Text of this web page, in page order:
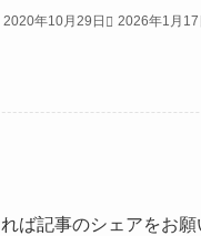
2020年10月29日 2026年1月17
ば記事のシェアをお願